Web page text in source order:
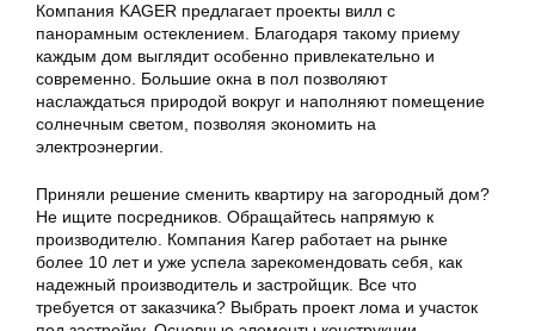
Компания KAGER предлагает проекты вилл с
панорамным остеклением. Благодаря такому приему
каждым дом выглядит особенно привлекательно и
современно. Большие окна в пол позволяют
наслаждаться природой вокруг и наполняют помещение
солнечным светом, позволяя экономить на
электроэнергии.
Приняли решение сменить квартиру на загородный дом?
Не ищите посредников. Обращайтесь напрямую к
производителю. Компания Кагер работает на рынке
более 10 лет и уже успела зарекомендовать себя, как
надежный производитель и застройщик. Все что
требуется от заказчика? Выбрать проект лома и участок